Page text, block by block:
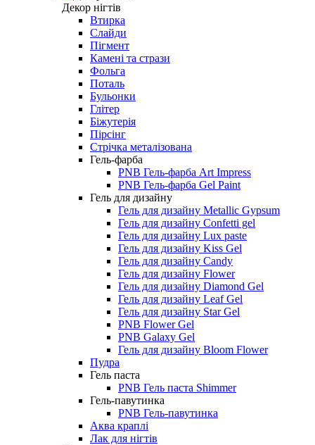
Декор нігтів
Втирка
Слайди
Пігмент
Камені та стрази
Фольга
Поталь
Бульонки
Глітер
Біжутерія
Пірсінг
Стрічка металізована
Гель-фарба
PNB Гель-фарба Art Impress
PNB Гель-фарба Gel Paint
Гель для дизайну
Гель для дизайну Metallic Gypsum
Гель для дизайну Confetti gel
Гель для дизайну Lux paste
Гель для дизайну Kiss Gel
Гель для дизайну Candy
Гель для дизайну Flower
Гель для дизайну Diamond Gel
Гель для дизайну Leaf Gel
Гель для дизайну Star Gel
PNB Flower Gel
PNB Galaxy Gel
Гель для дизайну Bloom Flower
Пудра
Гель паста
PNB Гель паста Shimmer
Гель-павутинка
PNB Гель-павутинка
Аква краплі
Лак для нігтів